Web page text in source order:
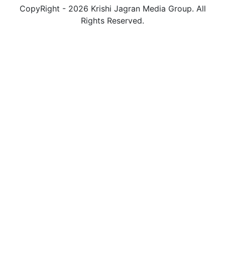
CopyRight - 2026 Krishi Jagran Media Group. All
Rights Reserved.